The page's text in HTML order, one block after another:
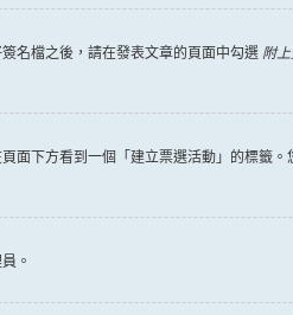
名檔之後，請在發表文章的頁面中勾選 附
下方看到一個「建立票選活動」的標籤
。